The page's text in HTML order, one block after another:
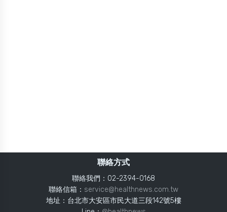
聯絡方式
聯絡我們：02-2394-0168
聯絡信箱： service@healthnews.com.tw
地址：台北市大安區市民大道三段142號5樓